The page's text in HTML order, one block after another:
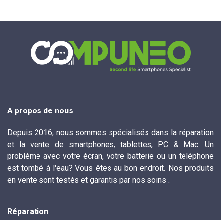
A propos de nous
Depuis 2016, nous sommes spécialisés dans la réparation
et la vente de smartphones, tablettes, PC & Mac. Un
problème avec votre écran, votre batterie ou un téléphone
est tombé à l'eau? Vous êtes au bon endroit. Nos produits
en vente sont testés et garantis par nos soins .
Réparation